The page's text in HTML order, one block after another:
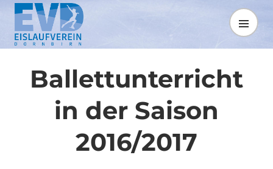
Springe
zum
Inhalt
MENÜ
Ballettunterricht
in der Saison
2016/2017